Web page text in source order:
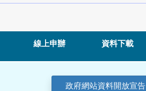
線上申辦 資料下載
政府網站資料開放宣告